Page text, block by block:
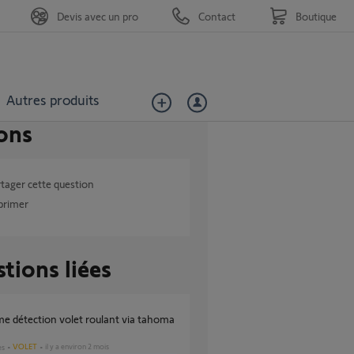
Autres produits
Devis avec un pro Contact Boutique
cette question
liées
VOLET il y a environ 2 mois